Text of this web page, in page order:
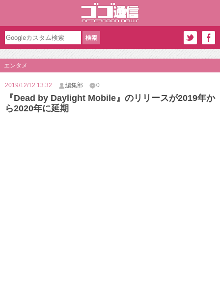
エンタメ
2019/12/12 13:32 編集部 0
『Dead by Daylight Mobile』のリリースが2019年か
ら2020年に延期